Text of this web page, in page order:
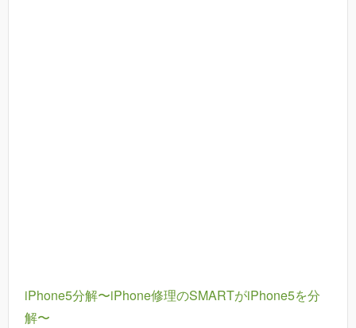
iPhone5分解〜iPhone修理のSMARTがiPhone5を分
解〜